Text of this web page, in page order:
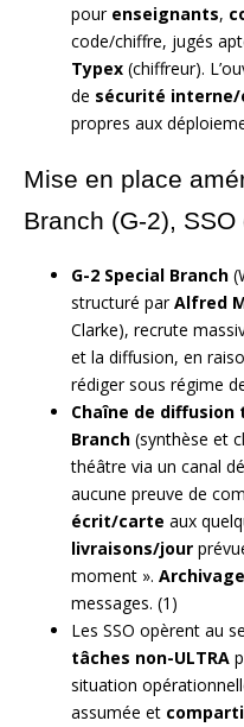
pour enseignants,
code/chiffre, jugés
Typex (chiffreur).
de sécurité
propres aux
Mise en place
Branch (G-2),
G-2 Special Branch
structuré parAlfred
Clarke), recrute
et la diffusion, en
rédiger sous régime
Chaîne de diffusion
Branch (synthèse et
théâtre via un canal
aucune preuve de
écrit/carte aux
livraisons/jour
moment ».
messages. (1)
Les SSO opèrent au
tâches non-ULTRA
situation
assumée et